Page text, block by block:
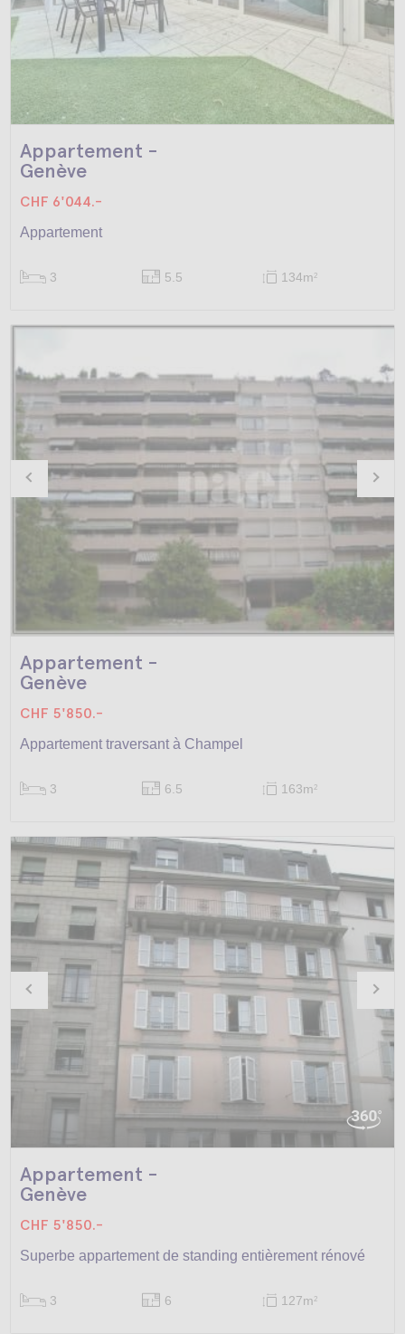
Appartement -
Genève
CHF 6'044.-
Appartement
3 5.5 134m2
Appartement -
Genève
CHF 5'850.-
Appartement traversant à Champel
3 6.5 163m2
Appartement -
Genève
CHF 5'850.-
Superbe appartement de standing entièrement rénové
3 6 127m2